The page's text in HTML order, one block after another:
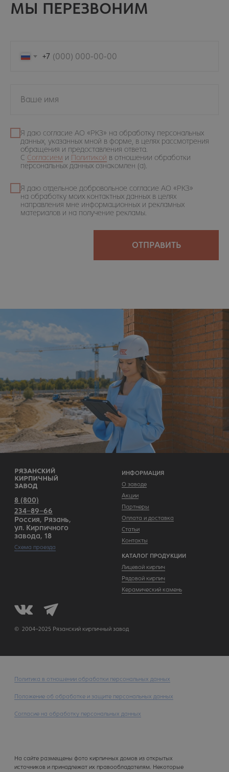
МЫ ПЕРЕЗВОНИМ
+7
Ваше имя
Я даю согласие АО «РКЗ» на обработку персональных
данных, указанных мной в форме, в целях рассмотрения
обращения и предоставления ответа.
С Согласием и Политикой в отношении обработки
персональных данных ознакомлен (а).
Я даю отдельное добровольное согласие АО «РКЗ»
на обработку моих контактных данных в целях
направления мне информационных и рекламных
материалов и на получение рекламы.
ОТПРАВИТЬ